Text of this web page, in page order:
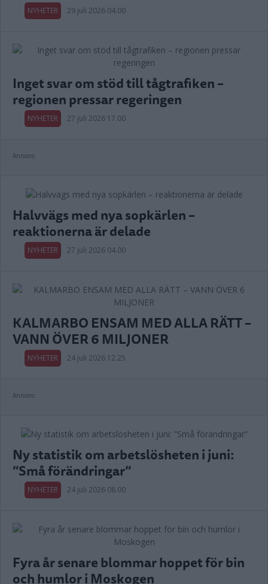
NYHETER 29 juli 2026 04.00
Inget svar om stöd till tågtrafiken –
regionen pressar regeringen
NYHETER 27 juli 2026 17.00
Annons:
Halvvägs med nya sopkärlen –
reaktionerna är delade
NYHETER 27 juli 2026 04.00
KALMARBO ENSAM MED ALLA RÄTT –
VANN ÖVER 6 MILJONER
NYHETER 24 juli 2026 12.25
Annons:
Ny statistik om arbetslösheten i juni:
”Små förändringar”
NYHETER 24 juli 2026 08.00
Fyra år senare blommar hoppet för bin
och humlor i Moskogen